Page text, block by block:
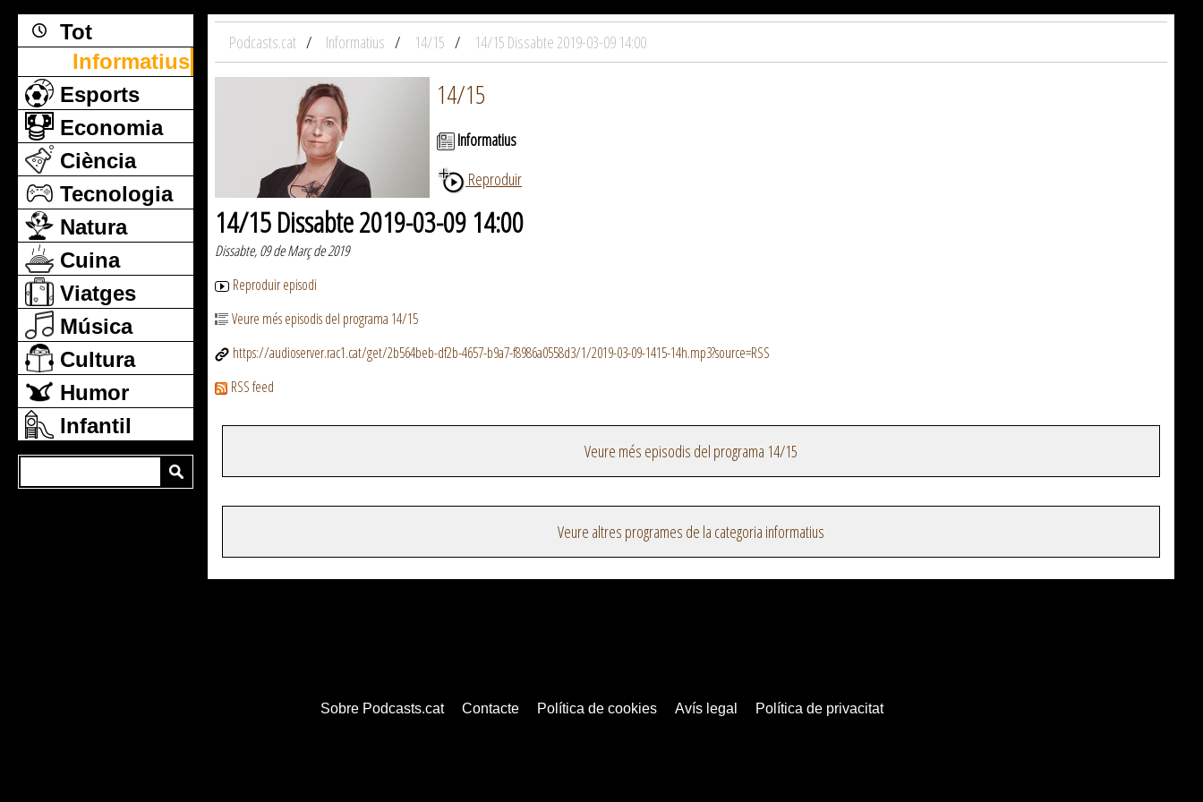
Tot
Informatius
Esports
Economia
Ciència
Tecnologia
Natura
Cuina
Viatges
Música
Cultura
Humor
Infantil
Podcasts.cat Informatius 14/15 14/15 Dissabte 2019-03-09 14:00
14/15
Informatius
Reproduir
14/15 Dissabte 2019-03-09 14:00
Dissabte, 09 de Març de 2019
Reproduir episodi
Veure més episodis del programa 14/15
https://audioserver.rac1.cat/get/2b564beb-df2b-4657-b9a7-f8986a0558d3/1/2019-03-09-1415-14h.mp3?source=RSS
RSS feed
Veure més episodis del programa 14/15
Veure altres programes de la categoria informatius
Sobre Podcasts.cat Contacte Política de cookies Avís legal Política de privacitat